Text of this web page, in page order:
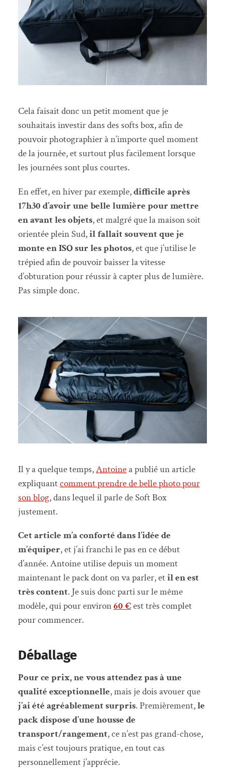
Cela faisait donc un petit moment que je
souhaitais investir dans des softs box, afin de
pouvoir photographier à n’importe quel moment
de la journée, et surtout plus facilement lorsque
les journées sont plus courtes.
En effet, en hiver par exemple,difficile après
17h30 d’avoir une belle lumière pour mettre
en avant les objets, et malgré que la maison soit
orientée plein Sud,il fallait souvent que je
monte en ISO sur les photos, et que j’utilise le
trépied afin de pouvoir baisser la vitesse
d’obturation pour réussir à capter plus de lumière.
Pas simple donc.
Il y a quelque temps,Antoinea publié un article
expliquantcomment prendre de belle photo pour
son blog, dans lequel il parle de Soft Box
justement.
Cet article m’a conforté dans l’idée de
m’équiper, et j’ai franchi le pas en ce début
d’année. Antoine utilise depuis un moment
maintenant le pack dont on va parler, etil en est
très content. Je suis donc parti sur le même
modèle, qui pour environ60 €est très complet
pour commencer.
Déballage
Pour ce prix, ne vous attendez pas à une
qualité exceptionnelle, mais je dois avouer que
j’ai été agréablement surpris. Premièrement,le
pack dispose d’une housse de
transport/rangement, ce n’est pas grand-chose,
mais c’est toujours pratique, en tout cas
personnellement j’apprécie.